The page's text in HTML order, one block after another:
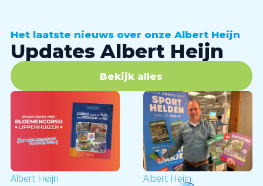
Het laatste nieuws over onze Albert Heijn
Updates Albert Heijn
Bekijk alles
Albert Heijn Albert Heijn